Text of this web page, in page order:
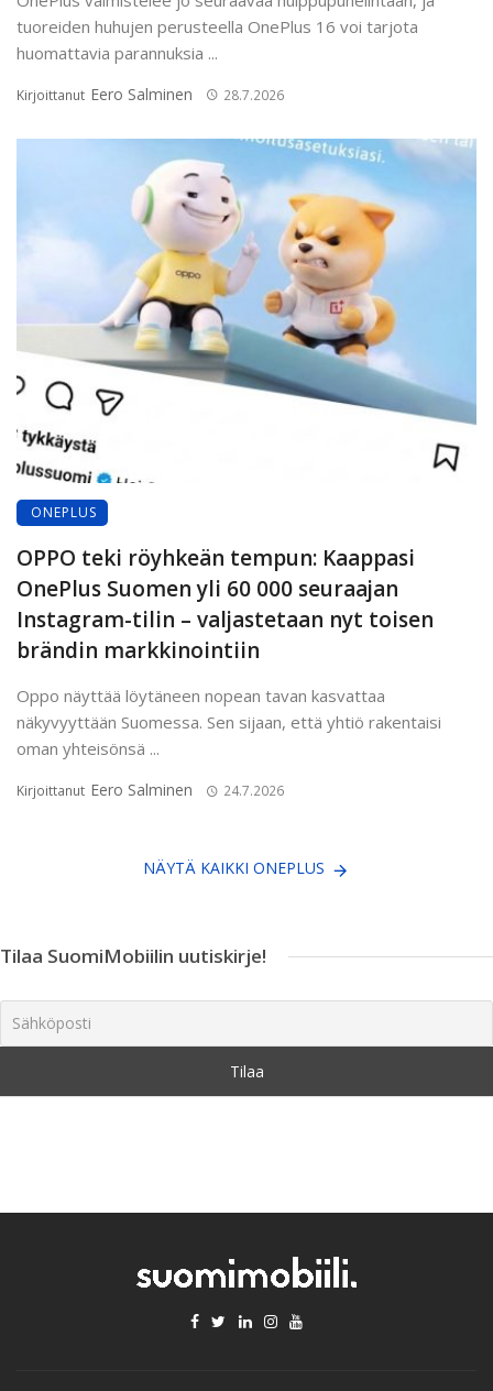
tuoreiden huhujen perusteella OnePlus 16 voi tarjota
huomattavia parannuksia ...
Kirjoittanut Eero Salminen 28.7.2026
ONEPLUS
OPPO teki röyhkeän tempun: Kaappasi
OnePlus Suomen yli 60 000 seuraajan
Instagram-tilin – valjastetaan nyt toisen
brändin markkinointiin
Oppo näyttää löytäneen nopean tavan kasvattaa
näkyvyyttään Suomessa. Sen sijaan, että yhtiö rakentaisi
oman yhteisönsä ...
Kirjoittanut Eero Salminen 24.7.2026
NÄYTÄ KAIKKI ONEPLUS
Tilaa SuomiMobiilin uutiskirje!